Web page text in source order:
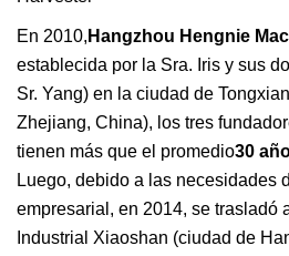
En 2010, Hangzhou Hengnie
establecida por la Sra. Iris y sus
Sr. Yang) en la ciudad de
Zhejiang, China), los tres
tienen más que el promedio30
Luego, debido a las necesidades
empresarial, en 2014, se trasladó
Industrial Xiaoshan (ciudad de